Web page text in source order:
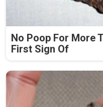
No Poop For More
First Sign Of